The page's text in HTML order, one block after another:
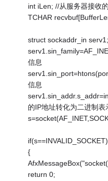
int iLen; //从服务器接收
TCHAR
struct sockaddr_in
信息
信息
的IP地址转化为二进制
if(s==INVALID_SOCKET)
{
return 0;